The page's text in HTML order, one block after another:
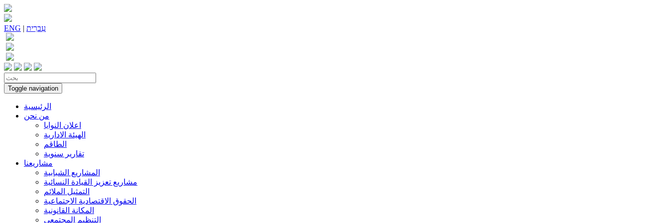
ENG | עִברִית
Toggle navigation
الرئيسية
من نحن
اعلان النوايا
الهيئة الادارية
الطاقم
تقارير سنوية
مشاريعنا
المشاريع الشبابية
مشاريع تعزيز القيادة النسائية
التمثيل الملائم
الحقوق الاقتصادية الاجتماعية
المكانة القانونية
التنظيم المجتمعي